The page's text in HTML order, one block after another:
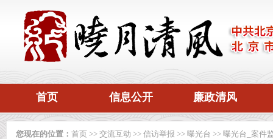
首页 信息公开 廉政清风
您现在的位置： 首页 >> 交流互动 >> 信访举报 >> 曝光台 >> 曝光台_案件